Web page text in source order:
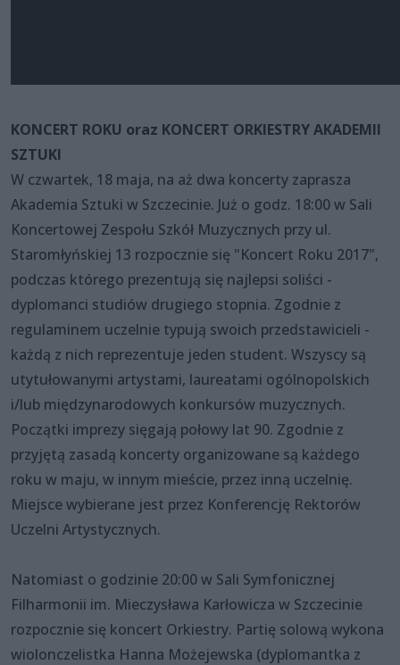
KONCERT ROKU oraz KONCERT ORKIESTRY AKADEMII
SZTUKI
W czwartek, 18 maja, na aż dwa koncerty zaprasza
Akademia Sztuki w Szczecinie. Już o godz. 18:00 w Sali
Koncertowej Zespołu Szkół Muzycznych przy ul.
Staromłyńskiej 13 rozpocznie się "Koncert Roku 2017",
podczas którego prezentują się najlepsi soliści -
dyplomanci studiów drugiego stopnia. Zgodnie z
regulaminem uczelnie typują swoich przedstawicieli -
każdą z nich reprezentuje jeden student. Wszyscy są
utytułowanymi artystami, laureatami ogólnopolskich
i/lub międzynarodowych konkursów muzycznych.
Początki imprezy sięgają połowy lat 90. Zgodnie z
przyjętą zasadą koncerty organizowane są każdego
roku w maju, w innym mieście, przez inną uczelnię.
Miejsce wybierane jest przez Konferencję Rektorów
Uczelni Artystycznych.
Natomiast o godzinie 20:00 w Sali Symfonicznej
Filharmonii im. Mieczysława Karłowicza w Szczecinie
rozpocznie się koncert Orkiestry. Partię solową wykona
wiolonczelistka Hanna Możejewska (dyplomantka z